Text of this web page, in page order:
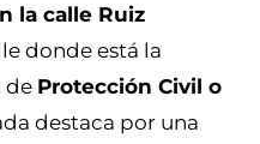
la calle Ruiz
donde está la
de Protección Civil o
destaca por una